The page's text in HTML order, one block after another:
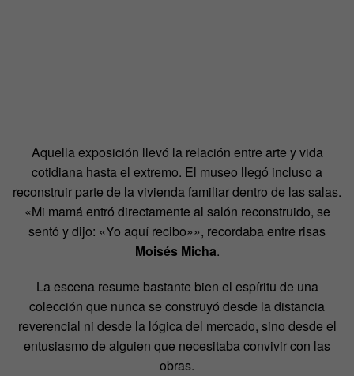
Aquella exposición llevó la relación entre arte y vida
cotidiana hasta el extremo. El museo llegó incluso a
reconstruir parte de la vivienda familiar dentro de las salas.
«Mi mamá entró directamente al salón reconstruido, se
sentó y dijo: «Yo aquí recibo»», recordaba entre risas
Moisés Micha.
La escena resume bastante bien el espíritu de una
colección que nunca se construyó desde la distancia
reverencial ni desde la lógica del mercado, sino desde el
entusiasmo de alguien que necesitaba convivir con las
obras.